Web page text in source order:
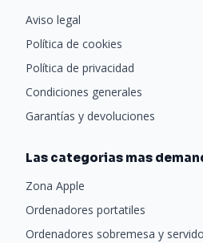
Aviso legal
Política de cookies
Política de privacidad
Condiciones generales
Garantías y devoluciones
Las categorias mas
Zona Apple
Ordenadores portatiles
Ordenadores sobremesa y